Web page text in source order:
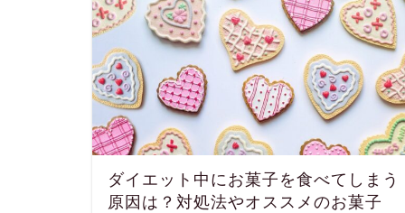
ダイエット中にお菓子を食べてしまう
原因は？対処法やオススメのお菓子